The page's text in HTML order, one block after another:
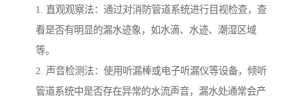
1. 直观观察法：通过对消防管道系统进行目视检查，查
看是否有明显的漏水迹象，如水滴、水迹、潮湿区域
等。
2. 声音检测法：使用听漏棒或电子听漏仪等设备，倾听
管道系统中是否存在异常的水流声音，漏水处通常会产